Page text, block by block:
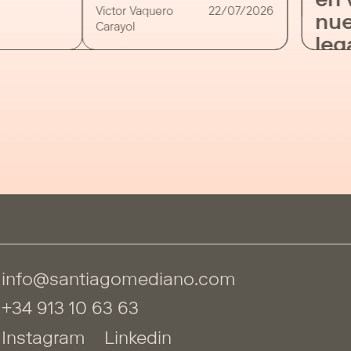
calificar la infracción como muy
grave o […]
Victor Vaquero
Carayol
22/07/2026
info@santiagomediano.com
+34 913 10 63 63
Instagram
Linkedin